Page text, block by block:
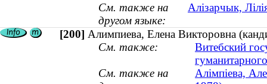
См. также на
другом языке:
Алізарчык,
[200] Алимпиева, Елена Викторовна
См. также:
Витебский
См. также на
Алімпіева,